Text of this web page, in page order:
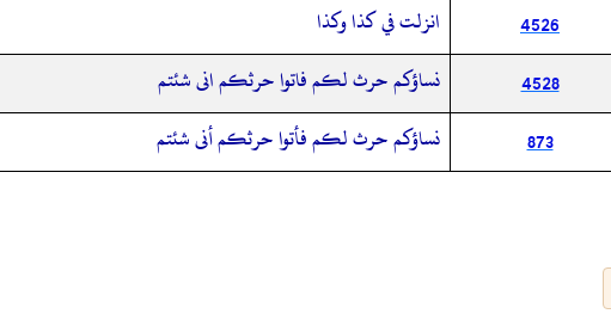
4526
انزلت في كذا وكذا
4528
نساؤكم حرث لكم فاتوا حرثكم انى شئتم
873 نساؤكم حرث لكم فأتوا حرثكم أنى شئتم